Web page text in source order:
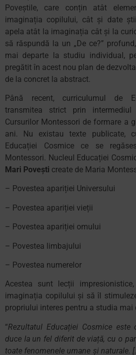
Poveștile, care conțin atât
imaginația copilului, cât și date
apela atât la imaginația cât și la
să răspundă la un „De ce?”
mai departe la studiu individual,
pregătit în acest nou plan de
de la concret la abstract.
Până recent, curriculumul de
transmitea strict prin
Cursurilor Montessori de formare a
ani. Nu existau texte publicate,
Educației Cosmice ce se
Montessori. Nucleul Educației
Mari Povești create de Maria
– Povestea apariției Universului
– Povestea apariției vieții
– Povestea apariției omului
– Povestea limbajului
– Povestea numerelor
Acestea sunt lecții
imaginația copilului și să îl
propriului interes pentru a studia mai
“Rezultatul Educației Cosmice este
duce la un fel diferit de viață, cu o
toate fenomenele umane și naturale.